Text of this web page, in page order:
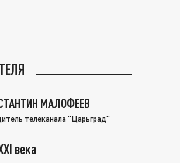
МАЛОФЕЕВ
телеканала "Царьград"
века